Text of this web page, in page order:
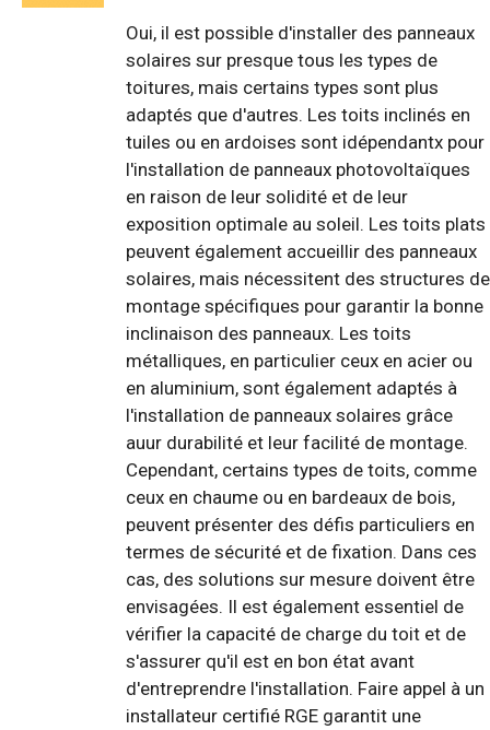
Oui, il est possible d'installer des panneaux
solaires sur presque tous les types de
toitures, mais certains types sont plus
adaptés que d'autres. Les toits inclinés en
tuiles ou en ardoises sont idépendantx pour
l'installation de panneaux photovoltaïques
en raison de leur solidité et de leur
exposition optimale au soleil. Les toits plats
peuvent également accueillir des panneaux
solaires, mais nécessitent des structures de
montage spécifiques pour garantir la bonne
inclinaison des panneaux. Les toits
métalliques, en particulier ceux en acier ou
en aluminium, sont également adaptés à
l'installation de panneaux solaires grâce
auur durabilité et leur facilité de montage.
Cependant, certains types de toits, comme
ceux en chaume ou en bardeaux de bois,
peuvent présenter des défis particuliers en
termes de sécurité et de fixation. Dans ces
cas, des solutions sur mesure doivent être
envisagées. Il est également essentiel de
vérifier la capacité de charge du toit et de
s'assurer qu'il est en bon état avant
d'entreprendre l'installation. Faire appel à un
installateur certifié RGE garantit une